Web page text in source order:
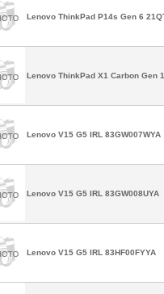
Lenovo ThinkPad P14s Gen 6
Lenovo ThinkPad X1 Carbon Gen
Lenovo V15 G5 IRL 83GW007WYA
Lenovo V15 G5 IRL 83GW008UYA
Lenovo V15 G5 IRL 83HF00FYYA